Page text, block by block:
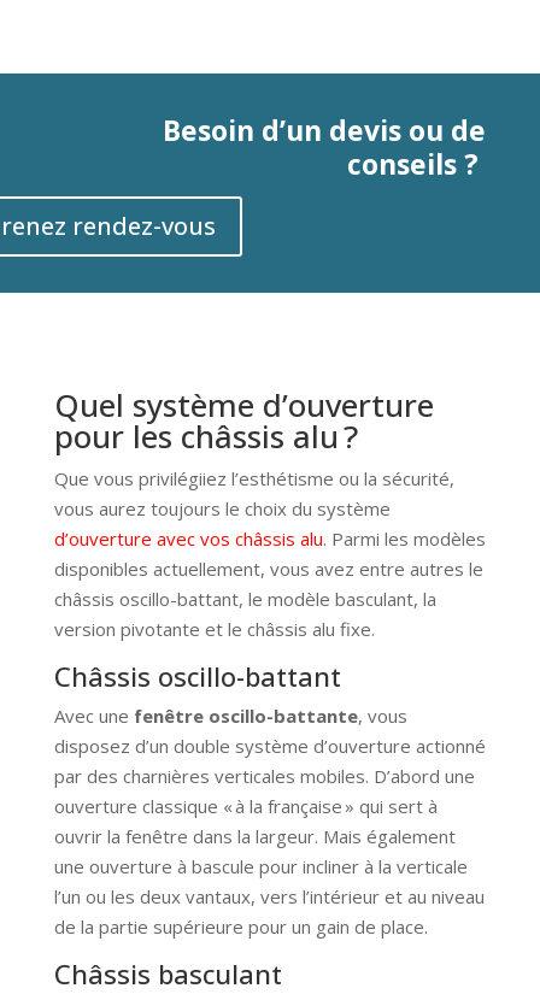
Besoin d’un devis ou de
conseils ?
rendez-vous
Quel système d’ouverture
pour les châssis alu ?
Que vous privilégiiez l’esthétisme ou la sécurité,
vous aurez toujours le choix du système
d’ouverture avec vos châssis alu. Parmi les modèles
disponibles actuellement, vous avez entre autres le
châssis oscillo-battant, le modèle basculant, la
version pivotante et le châssis alu fixe.
Châssis oscillo-battant
Avec une fenêtre oscillo-battante, vous
disposez d’un double système d’ouverture actionné
par des charnières verticales mobiles. D’abord une
ouverture classique « à la française » qui sert à
ouvrir la fenêtre dans la largeur. Mais également
une ouverture à bascule pour incliner à la verticale
l’un ou les deux vantaux, vers l’intérieur et au niveau
de la partie supérieure pour un gain de place.
Châssis basculant